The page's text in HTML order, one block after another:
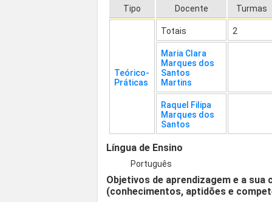
Tipo Docente Turmas
Teórico-
Práticas
Totais 2
Maria Clara
Marques dos
Santos
Martins
Raquel Filipa
Marques dos
Santos
Língua de Ensino
Português
Objetivos de aprendizagem e a
(conhecimentos, aptidões e